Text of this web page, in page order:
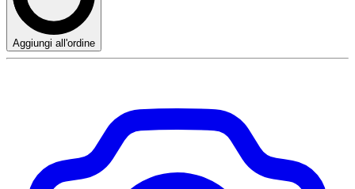
Aggiungi all'ordine